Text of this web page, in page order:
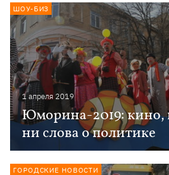
1 апреля 2019
Юморина-2019: кино,
ни слова о политике
ШОУ-БИЗ
ГОРОДСКИЕ НОВОСТИ